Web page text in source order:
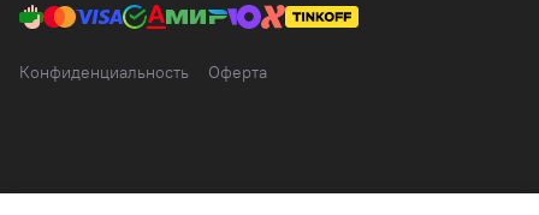
Конфиденциальность Оферта